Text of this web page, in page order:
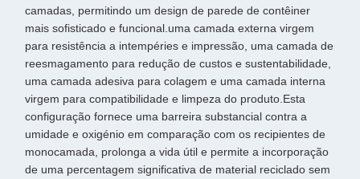
camadas, permitindo um design de parede de contêiner
mais sofisticado e funcional.uma camada externa virgem
para resistência a intempéries e impressão, uma camada de
reesmagamento para redução de custos e sustentabilidade,
uma camada adesiva para colagem e uma camada interna
virgem para compatibilidade e limpeza do produto.Esta
configuração fornece uma barreira substancial contra a
umidade e oxigénio em comparação com os recipientes de
monocamada, prolonga a vida útil e permite a incorporação
de uma percentagem significativa de material reciclado sem